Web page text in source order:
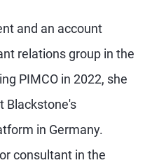
and an account
relations group in the
PIMCO in 2022, she
Blackstone's
in Germany.
consultant in the